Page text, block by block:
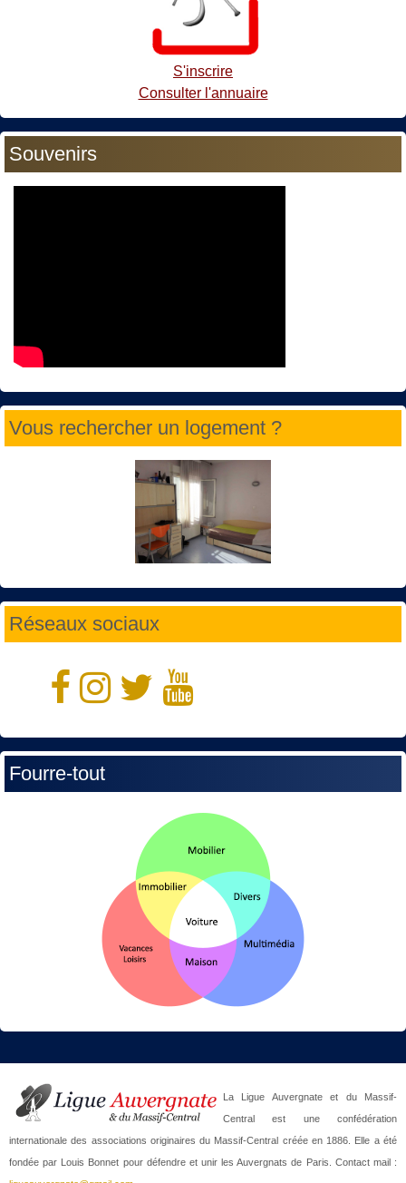
S'inscrire
Consulter l'annuaire
Souvenirs
Vous rechercher un logement ?
Réseaux sociaux
Fourre-tout
La Ligue Auvergnate et du Massif-
Central est une confédération
internationale des associations originaires du Massif-Central créée en 1886. Elle a été
fondée par Louis Bonnet pour défendre et unir les Auvergnats de Paris. Contact mail :